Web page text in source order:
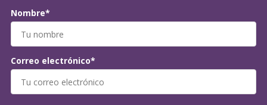
Nombre*
Correo electrónico*